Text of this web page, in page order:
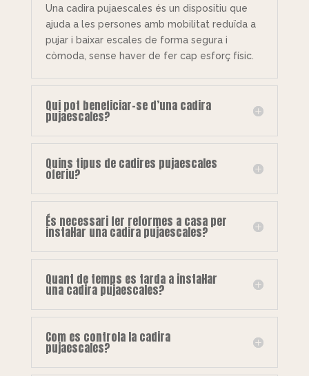
Una cadira pujaescales és un dispositiu que
ajuda a les persones amb mobilitat reduïda a
pujar i baixar escales de forma segura i
còmoda, sense haver de fer cap esforç físic.
Qui pot beneficiar-se d’una cadira
pujaescales?
Quins tipus de cadires pujaescales
oferiu?
És necessari fer reformes a casa per
instal·lar una cadira pujaescales?
Quant de temps es tarda a instal·lar
una cadira pujaescales?
Com es controla la cadira
pujaescales?